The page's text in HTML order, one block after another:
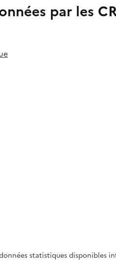
par les
statistiques disponibles